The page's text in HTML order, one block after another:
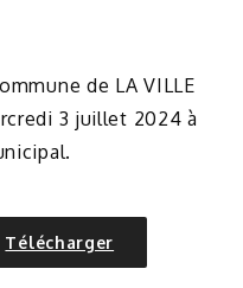
de LA VILLE
3 juillet 2024 à
Télécharger